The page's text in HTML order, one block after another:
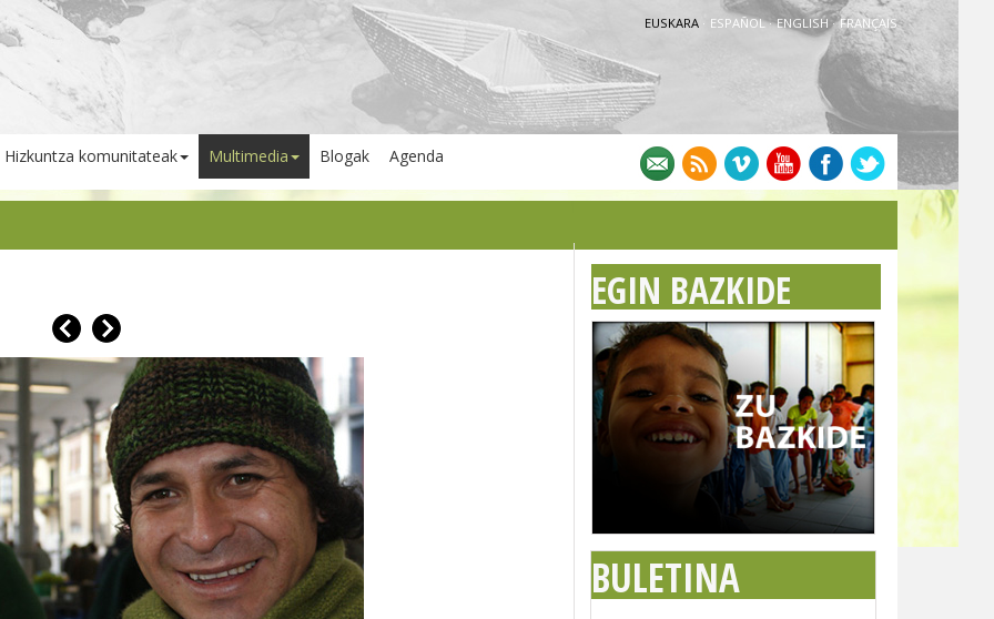
EUSKARA · ESPAÑOL· ENGLISH · FRANÇAIS
Hizkuntza komunitateak Multimedia Blogak Agenda
EGIN BAZKIDE
BULETINA